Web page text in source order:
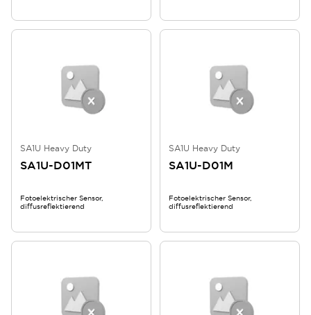
SA1U Heavy Duty
SA1U-D01MT
Fotoelektrischer Sensor,
diffusreflektierend
SA1U Heavy Duty
SA1U-D01M
Fotoelektrischer Sensor,
diffusreflektierend